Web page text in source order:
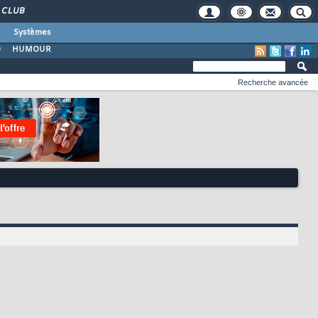
CLUB
Systèmes
HUMOUR
Recherche avancée